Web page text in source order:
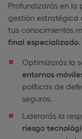
Profundizarás en la
gestión estratégica
tus conocimientos
final especializado.
Optimizarás la
entornos
políticas de
seguros.
Liderarás la
riesgo